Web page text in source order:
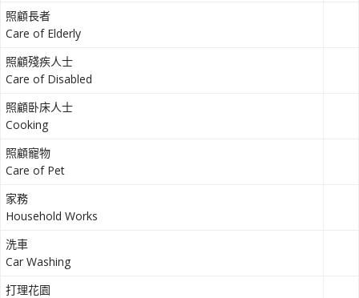
照顧長者
Care of Elderly
照顧殘疾人士
Care of Disabled
照顧卧床人士
Cooking
照顧寵物
Care of Pet
家務
Household Works
洗車
Car Washing
打理花園